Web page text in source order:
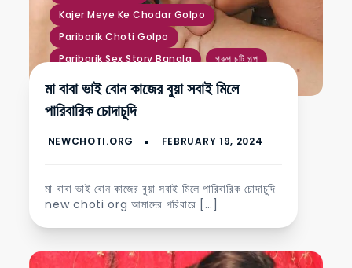
Kajer Meye Ke Chodar Golpo
Paribarik Choti Golpo
Paribarik Sex Story Bangla গ্রুপ চটি গল্প
গ্রুপ চুদাচুদির চটি গল্প নতুন চুদাচুদি গল্প
পারিবারিক চটি গল্প বোন কে বউ করে চোদা
রসালো গুদ চুদার কাহিনী
মা বাবা ভাই বোন কাজের বুয়া সবাই মিলে
পারিবারিক চোদাচুদি
মা বাবা ভাই বোন কাজের বুয়া সবাই মিলে পারিবারিক চোদাচুদি
new choti org আমাদের পরিবারে […]